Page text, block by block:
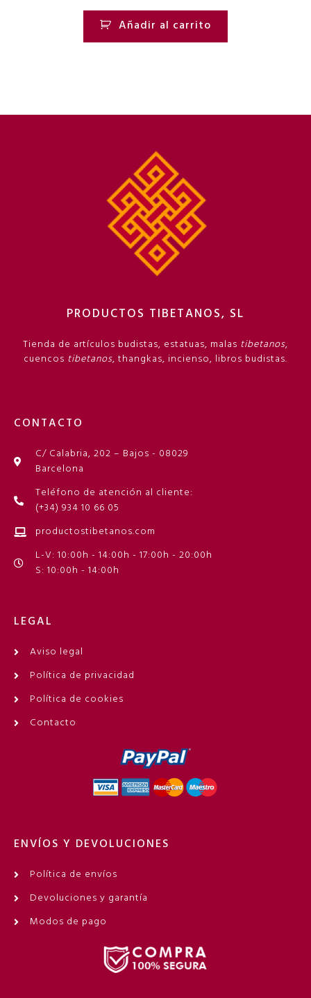
Añadir al carrito
PRODUCTOS TIBETANOS, SL
Tienda de artículos budistas, estatuas, malas tibetanos,
cuencos tibetanos, thangkas, incienso, libros budistas.
CONTACTO
C/ Calabria, 202 – Bajos - 08029
Barcelona
Teléfono de atención al cliente:
(+34) 934 10 66 05
productostibetanos.com
L-V: 10:00h - 14:00h - 17:00h - 20:00h
S: 10:00h - 14:00h
LEGAL
Aviso legal
Política de privacidad
Política de cookies
Contacto
ENVÍOS Y DEVOLUCIONES
Política de envíos
Devoluciones y garantía
Modos de pago